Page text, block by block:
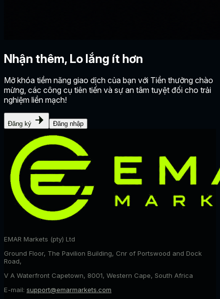
Nhận thêm, Lo lắng ít hơn
Mở khóa tiềm năng giao dịch của bạn với Tiền thưởng chào
mừng, các công cụ tiên tiến và sự an tâm tuyệt đối cho trải
nghiệm liền mạch!
Đăng ký Đăng nhập
EMAR Markets (pty) Ltd
Ground Floor, The Pavilion Building, Cnr of Portswood and Dock
Road,
V A Waterfront Capetown, 8001, Western Cape, South Africa
E-mail: support@emarmarkets.com